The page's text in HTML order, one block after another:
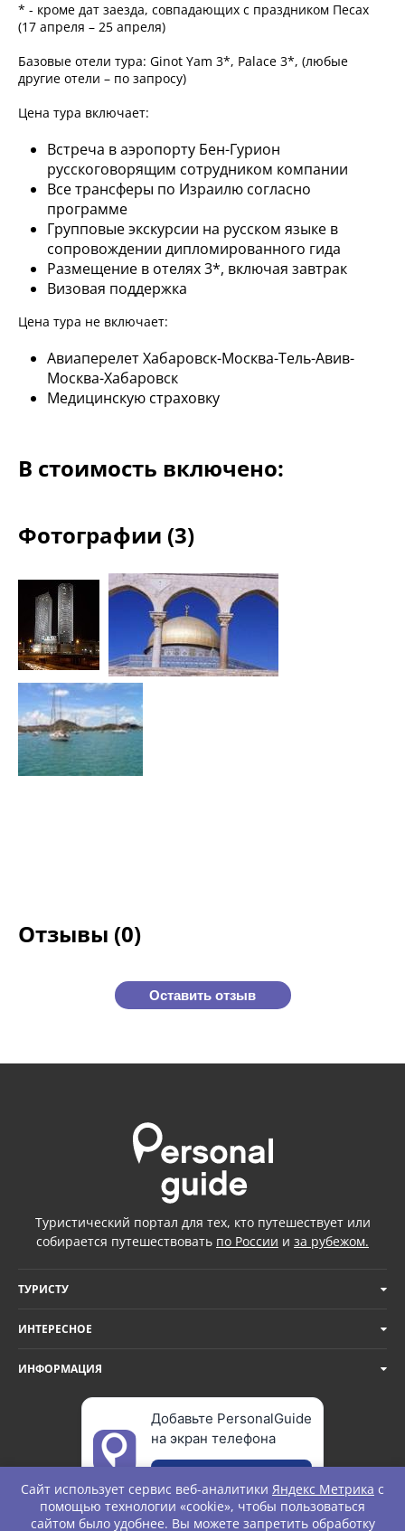
* - кроме дат заезда, совпадающих с праздником Песах
(17 апреля – 25 апреля)
Базовые отели тура: Ginot Yam 3*, Palace 3*, (любые
другие отели – по запросу)
Цена тура включает:
Встреча в аэропорту Бен-Гурион
русскоговорящим сотрудником компании
Все трансферы по Израилю согласно
программе
Групповые экскурсии на русском языке в
сопровождении дипломированного гида
Размещение в отелях 3*, включая завтрак
Визовая поддержка
Цена тура не включает:
Авиаперелет Хабаровск-Москва-Тель-Авив-
Москва-Хабаровск
Медицинскую страховку
В стоимость включено:
Фотографии (3)
Отзывы (0)
Оставить отзыв
Туристический портал для тех, кто путешествует или
собирается путешествовать по России и за рубежом.
ТУРИСТУ
ИНТЕРЕСНОЕ
ИНФОРМАЦИЯ
Добавьте PersonalGuide
на экран телефона
Сайт использует сервис веб-аналитики Яндекс Метрика с
помощью технологии «cookie», чтобы пользоваться
сайтом было удобнее. Вы можете запретить обработку